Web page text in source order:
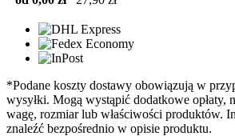
*Podane koszty dostawy obowiązują w
wysyłki. Mogą wystąpić dodatkowe opłaty,
wagę, rozmiar lub właściwości produktów.
znaleźć bezpośrednio w opisie produktu.